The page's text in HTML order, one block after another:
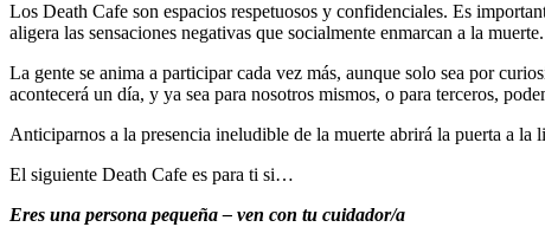
Los Death Cafe son espacios respetuosos y confidenciales. Es
aligera las sensaciones negativas que socialmente enmarcan a la muerte.
La gente se anima a participar cada vez más, aunque solo sea por
acontecerá un día, y ya sea para nosotros mismos, o para terceros,
Anticiparnos a la presencia ineludible de la muerte abrirá la puerta
El siguiente Death Cafe es para ti si…
Eres una persona pequeña – ven con tu cuidador/a